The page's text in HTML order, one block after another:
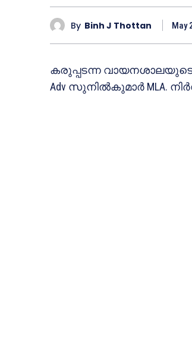
By Binh J Thottan May
കരുപ്പടന്ന വായനശാലയുടെ
Adv സുനിൽകുമാർ MLA.